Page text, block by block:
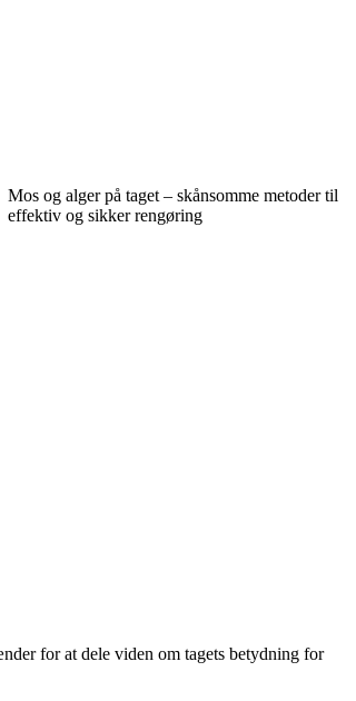
Mos og alger på taget – skånsomme metoder til
effektiv og sikker rengøring
for at dele viden om tagets betydning for